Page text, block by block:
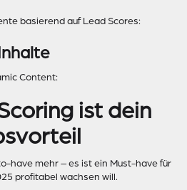
basierend auf Lead Scores:
Content:
ist dein
have mehr – es ist ein Must-have für
profitabel wachsen will.